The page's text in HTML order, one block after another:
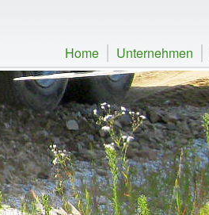
Home Unternehmen